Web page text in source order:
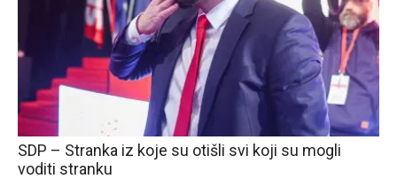
SDP – Stranka iz koje su otišli svi koji su mogli
voditi stranku